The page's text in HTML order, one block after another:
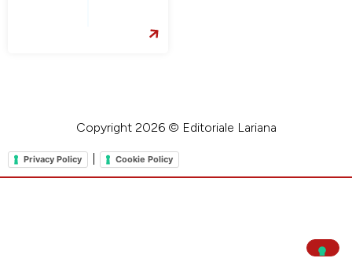
Copyright 2026 © Editoriale Lariana
Privacy Policy Cookie Policy